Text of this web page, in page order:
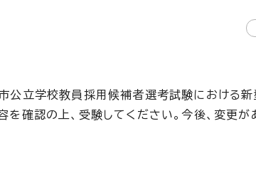
公立学校教員採用候補者選考試験における
を確認の上、受験してください。今後、変更